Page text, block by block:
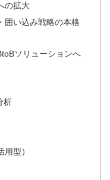
の拡大
囲い込み戦略の本格
ソリューションへ
析
型）